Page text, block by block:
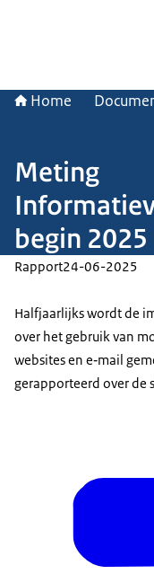
Home
Meting
begin 2025
Rapport24-06-2025
Halfjaarlijks wordt de
over het gebruik van
websites en e‑mail
gerapporteerd over de